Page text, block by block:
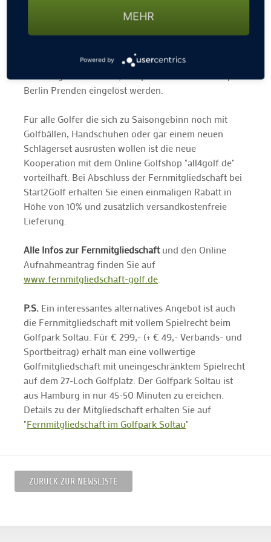
nach Antragsstellung. Besonders interessant für alle
Golfer aus der Region Hamburg: Bei Start2Golf kann
man bis zu 4 Greenfee Gutscheine zum Aktionspreis
Diese Greenfees können in den 3 Golfclubs Golfclub
Berlin Prenden eingelöst werden.
Für alle Golfer die sich zu Saisongebinn noch mit
Golfbällen, Handschuhen oder gar einem neuen
Schlägerset ausrüsten wollen ist die neue
Kooperation mit dem Online Golfshop "all4golf.de"
vorteilhaft. Bei Abschluss der Fernmitgliedschaft bei
Start2Golf erhalten Sie einen einmaligen Rabatt in
Höhe von 10% und zusätzlich versandkostenfreie
Lieferung.
Alle Infos zur Fernmitgliedschaftund den Online
Aufnahmeantrag finden Sie auf
www.fernmitgliedschaft-golf.de
P.S. Ein interessantes alternatives Angebot ist auch
die Fernmitgliedschaft mit vollem Spielrecht beim
Golfpark Soltau. Für € 299,- (+ € 49,- Verbands- und
Sportbeitrag) erhält man eine vollwertige
Golfmitgliedschaft mit uneingeschränktem Spielrecht
auf dem 27-Loch Golfplatz. Der Golfpark Soltau ist
aus Hamburg in nur 45-50 Minuten zu ereichen.
Details zu der Mitgliedschaft erhalten Sie auf
"Fernmitgliedschaft im Golfpark Soltau"
ZURÜCK ZUR NEWSLISTE
MEHR
Powered by